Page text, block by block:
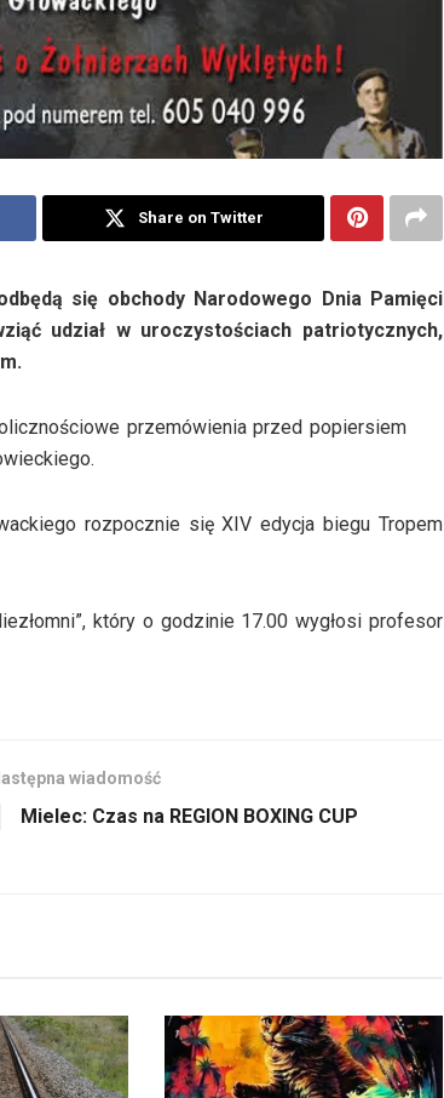
Share on Twitter
się obchody Narodowego Dnia Pamięci
udział w uroczystościach patriotycznych,
przemówienia przed popiersiem
rozpocznie się XIV edycja biegu Tropem
który o godzinie 17.00 wygłosi profesor
wiadomość
Mielec: Czas na REGION BOXING CUP